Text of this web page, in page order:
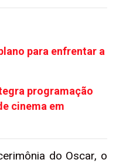
para enfrentar a
programação
cinema em
do Oscar, o